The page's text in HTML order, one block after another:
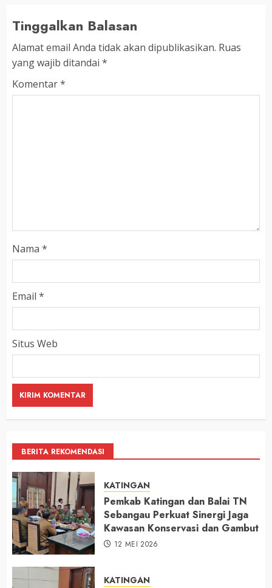
Tinggalkan Balasan
Alamat email Anda tidak akan dipublikasikan. Ruas
yang wajib ditandai *
Komentar*
Nama *
Email *
Situs Web
BERITA REKOMENDASI
KATINGAN
Pemkab Katingan dan Balai TN
Sebangau Perkuat Sinergi Jaga
Kawasan Konservasi dan Gambut
12 MEI 2026
KATINGAN